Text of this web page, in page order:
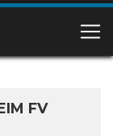
FV